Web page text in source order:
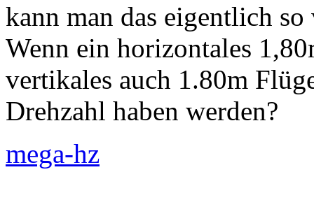
kann man das eigentlich
Wenn ein horizontales
vertikales auch 1.80m
Drehzahl haben werden?
mega-hz